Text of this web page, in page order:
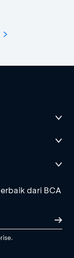
dari BCA